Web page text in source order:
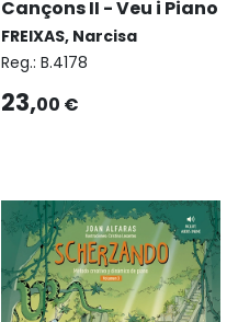
Cançons II - Veu i Piano
FREIXAS, Narcisa
Reg.: B.4178
23,00 €